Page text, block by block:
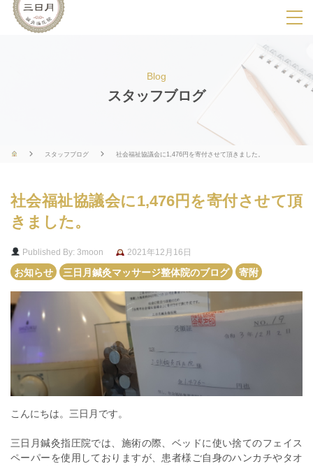
SPメニ
ー
展
用
ボ
Blog
スタッフブログ
スタッフブログ 社会福祉協議会に1,476円を寄付させて頂きました。
社会福祉協議会に1,476円を寄付させて頂
きました。
Published By: 3moon
2021年12月16日
お知らせ
三日月鍼灸マッサージ整体院のブログ 寄附
こんにちは。三日月です。
三日月鍼灸指圧院では、施術の際、ベッドに使い捨てのフェイス
ペーパーを使用しておりますが、患者様ご自身のハンカチやタオ